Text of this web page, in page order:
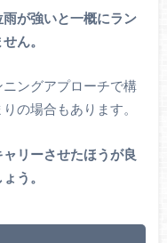
が強いと一概にラン
ん。
ングアプローチで構
の場合もあります。
リーさせたほうが良
う。